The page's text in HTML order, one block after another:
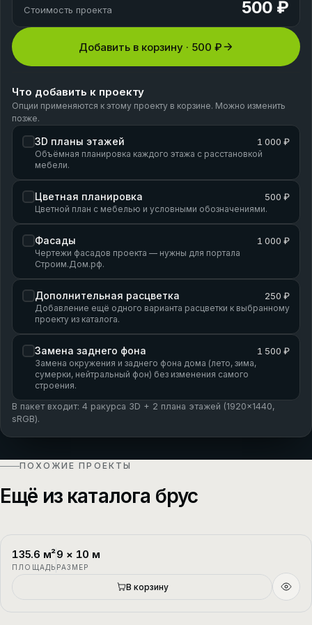
Стоимость проекта 500 ₽
Добавить в корзину · 500 ₽
Что добавить к проекту
Опции применяются к этому проекту в корзине. Можно изменить
позже.
3D планы этажей 1 000 ₽
Объёмная планировка каждого этажа с расстановкой
мебели.
Цветная планировка 500 ₽
Цветной план с мебелью и условными обозначениями.
Фасады 1 000 ₽
Чертежи фасадов проекта — нужны для портала
Строим.Дом.рф.
Дополнительная расцветка 250 ₽
Добавление ещё одного варианта расцветки к выбранному
проекту из каталога.
Замена заднего фона 1 500 ₽
Замена окружения и заднего фона дома (лето, зима,
сумерки, нейтральный фон) без изменения самого
строения.
В пакет входит: 4 ракурса 3D + 2 плана этажей (1920×1440,
sRGB).
ПОХОЖИЕ ПРОЕКТЫ
Ещё из каталога брус
П-1
135.6 м²
ПЛОЩАДЬ
9 × 10 м
РАЗМЕР
В корзину